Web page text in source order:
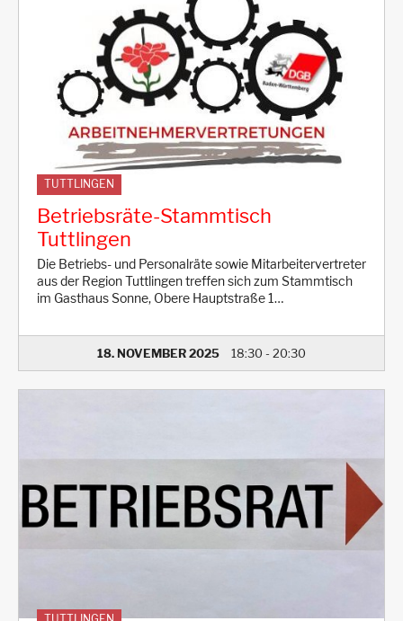
TUTTLINGEN
Betriebsräte-Stammtisch
Tuttlingen
Die Betriebs- und Personalräte sowie Mitarbeitervertreter
aus der Region Tuttlingen treffen sich zum Stammtisch
im Gasthaus Sonne, Obere Hauptstraße 1…
18. NOVEMBER 2025 18:30 - 20:30